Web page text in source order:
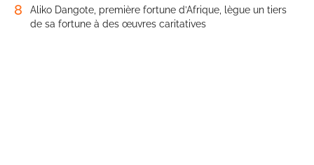
8
Aliko Dangote, première fortune d’Afrique, lègue un tiers
de sa fortune à des œuvres caritatives